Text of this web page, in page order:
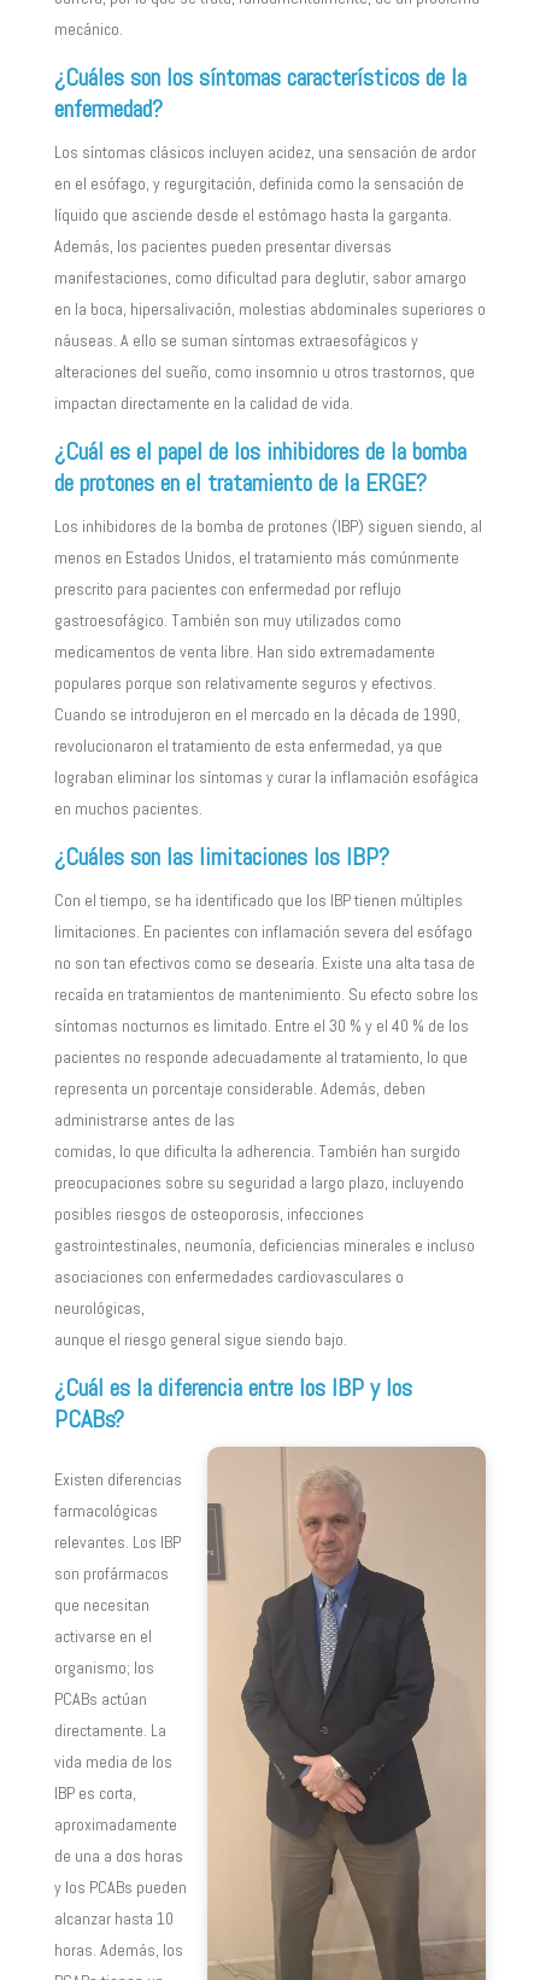
mecánico.
¿Cuáles son los síntomas característicos de la
enfermedad?
Los síntomas clásicos incluyen acidez, una sensación de ardor
en el esófago, y regurgitación, definida como la sensación de
líquido que asciende desde el estómago hasta la garganta.
Además, los pacientes pueden presentar diversas
manifestaciones, como dificultad para deglutir, sabor amargo
en la boca, hipersalivación, molestias abdominales superiores o
náuseas. A ello se suman síntomas extraesofágicos y
alteraciones del sueño, como insomnio u otros trastornos, que
impactan directamente en la calidad de vida.
¿Cuál es el papel de los inhibidores de la bomba
de protones en el tratamiento de la ERGE?
Los inhibidores de la bomba de protones (IBP) siguen siendo, al
menos en Estados Unidos, el tratamiento más comúnmente
prescrito para pacientes con enfermedad por reflujo
gastroesofágico. También son muy utilizados como
medicamentos de venta libre. Han sido extremadamente
populares porque son relativamente seguros y efectivos.
Cuando se introdujeron en el mercado en la década de 1990,
revolucionaron el tratamiento de esta enfermedad, ya que
lograban eliminar los síntomas y curar la inflamación esofágica
en muchos pacientes.
¿Cuáles son las limitaciones los IBP?
Con el tiempo, se ha identificado que los IBP tienen múltiples
limitaciones. En pacientes con inflamación severa del esófago
no son tan efectivos como se desearía. Existe una alta tasa de
recaída en tratamientos de mantenimiento. Su efecto sobre los
síntomas nocturnos es limitado. Entre el 30 % y el 40 % de los
pacientes no responde adecuadamente al tratamiento, lo que
representa un porcentaje considerable. Además, deben
administrarse antes de las
comidas, lo que dificulta la adherencia. También han surgido
preocupaciones sobre su seguridad a largo plazo, incluyendo
posibles riesgos de osteoporosis, infecciones
gastrointestinales, neumonía, deficiencias minerales e incluso
asociaciones con enfermedades cardiovasculares o
neurológicas,
aunque el riesgo general sigue siendo bajo.
¿Cuál es la diferencia entre los IBP y los
PCABs?
Existen diferencias
farmacológicas
relevantes. Los IBP
son profármacos
que necesitan
activarse en el
organismo; los
PCABs actúan
directamente. La
vida media de los
IBP es corta,
aproximadamente
de una a dos horas
y los PCABs pueden
alcanzar hasta 10
horas. Además, los